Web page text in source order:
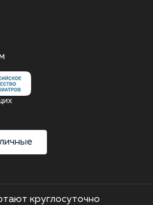
круглосуточно